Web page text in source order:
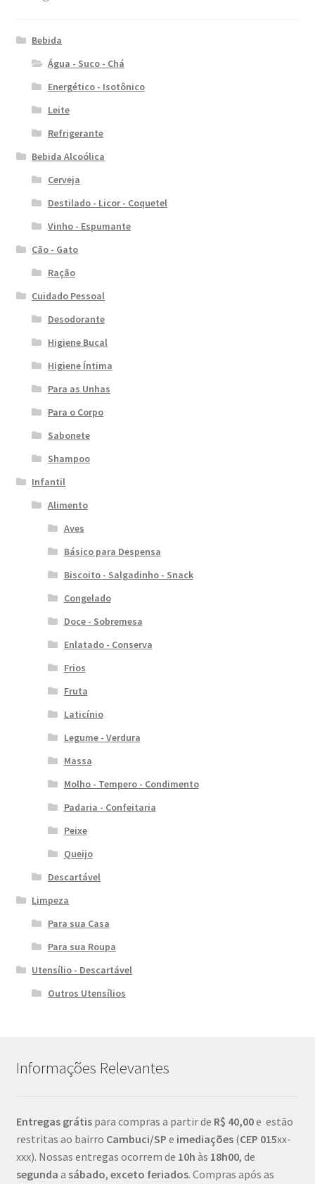
Bebida
Água - Suco - Chá
Energético - Isotônico
Leite
Refrigerante
Bebida Alcoólica
Cerveja
Destilado - Licor - Coquetel
Vinho - Espumante
Cão - Gato
Ração
Cuidado Pessoal
Desodorante
Higiene Bucal
Higiene Íntima
Para as Unhas
Para o Corpo
Sabonete
Shampoo
Infantil
Alimento
Aves
Básico para Despensa
Biscoito - Salgadinho - Snack
Congelado
Doce - Sobremesa
Enlatado - Conserva
Frios
Fruta
Laticínio
Legume - Verdura
Massa
Molho - Tempero - Condimento
Padaria - Confeitaria
Peixe
Queijo
Descartável
Limpeza
Para sua Casa
Para sua Roupa
Utensílio - Descartável
Outros Utensílios
Informações Relevantes
Entregas grátis para compras a partir de R$ 40,00e estão
restritas ao bairro Cambuci/SP e imediações(CEP 015xx-
xxx). Nossas entregas ocorrem de 10h às 18h00, de
segunda a sábado, exceto feriados. Compras após as